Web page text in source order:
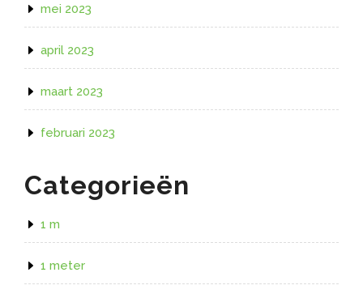
mei 2023
april 2023
maart 2023
februari 2023
Categorieën
1 m
1 meter